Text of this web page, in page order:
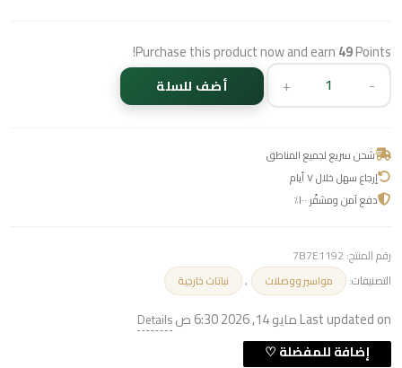
Purchase this product now and earn49Points!
-
+ أضف للسلة
شحن سريع لجميع المناطق
إرجاع سهل خلال ٧ أيام
دفع آمن ومشفّر ١٠٠٪
رقم المنتج: 7B7E1192
التصنيفات:
مواسير ووصلات , نباتات خارجية
Last updated on مايو 14, 2026 6:30 ص Details